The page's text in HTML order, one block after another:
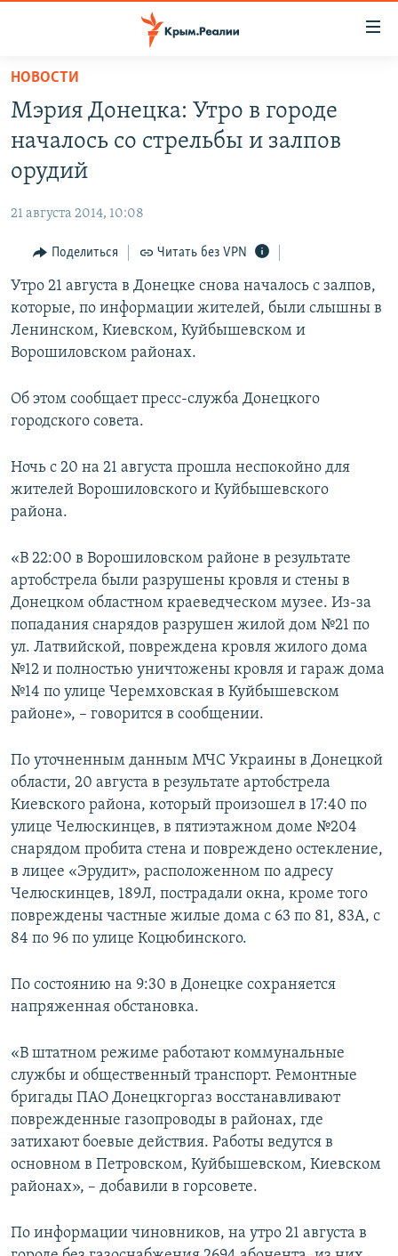
Вернуться
основному
содержанию
главной
навигации
Вернутся
поиску
СПЕЦПРОЕКТЫ
11 ЛЕТ ОККУПАЦИИ КРЫМА. 11 ИСТОРИЙ СОПРОТИВЛЕНИЯ
ЕЩЕ
ИНТЕРАКТИВ
ИНФОГРАФИКА
ТЕЛЕПРОЕКТ КРЫМ.РЕАЛИИ
СОВЕТЫ ПРАВОЗАЩИТНИКОВ
ПОБЕДИТЕЛЕЙ НЕ СУДЯТ?
УКРАИНСКАЯ ПРОБЛЕМА КРЫМА
РАДІО СВОБОДА
КАК ОБОЙТИ БЛОКИРОВКУ
Українською
Qırımtatar
НОВОСТИ
Мэрия Донецка: Утро в городе
началось со стрельбы и залпов
орудий
21 августа 2014, 10:08
Поделиться Читать без VPN
Утро 21 августа в Донецке снова началось с залпов,
которые, по информации жителей, были слышны в
Ленинском, Киевском, Куйбышевском и
Ворошиловском районах.
Об этом сообщает пресс-служба Донецкого
городского совета.
Ночь с 20 на 21 августа прошла неспокойно для
жителей Ворошиловского и Куйбышевского
района.
«В 22:00 в Ворошиловском районе в результате
артобстрела были разрушены кровля и стены в
Донецком областном краеведческом музее. Из-за
попадания снарядов разрушен жилой дом №21 по
ул. Латвийской, повреждена кровля жилого дома
№12 и полностью уничтожены кровля и гараж дома
№14 по улице Черемховская в Куйбышевском
районе», – говорится в сообщении.
По уточненным данным МЧС Украины в Донецкой
области, 20 августа в результате артобстрела
Киевского района, который произошел в 17:40 по
улице Челюскинцев, в пятиэтажном доме №204
снарядом пробита стена и повреждено остекление,
в лицее «Эрудит», расположенном по адресу
Челюскинцев, 189Л, пострадали окна, кроме того
повреждены частные жилые дома с 63 по 81, 83А, с
84 по 96 по улице Коцюбинского.
По состоянию на 9:30 в Донецке сохраняется
напряженная обстановка.
«В штатном режиме работают коммунальные
службы и общественный транспорт. Ремонтные
бригады ПАО Донецкгоргаз восстанавливают
поврежденные газопроводы в районах, где
затихают боевые действия. Работы ведутся в
основном в Петровском, Куйбышевском, Киевском
районах», – добавили в горсовете.
По информации чиновников, на утро 21 августа в